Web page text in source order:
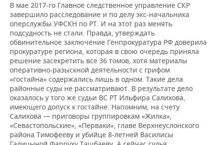
В мае 2017-го Главное следственное управление СКР
завершило расследование и по делу экс-начальника
оперслужбы УФСКН по РТ. И на этот раз менять
подсудность не стали. Правда, утверждать
обвинительное заключение Генпрокуратура РФ доверила
прокуратуре региона, которая в свою очередь приняла
решение засекретить все 36 томов, хотя материалы
оперативно-разыскной деятельности с грифом
«гостайна» содержались лишь в одном. Такие дела
районные суды не рассматривают. В результате дело
оказалось у того же судьи ВС РТ Ильфира Салихова,
имеющего допуск к гостайне. Напомним, на счету
Салихова — приговоры группировкам «Жилка»,
«Севастопольские», «Перваки», главе Верхнеуслонского
района Тимофееву и убийце 8-летней Василисы